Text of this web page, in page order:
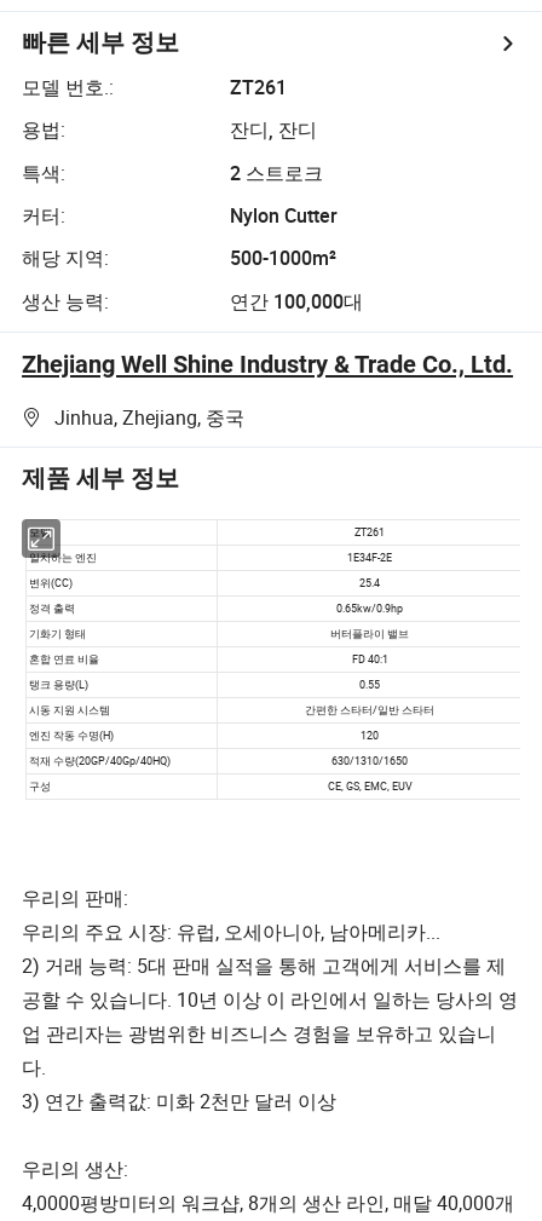
빠른 세부 정보
모델 번호.:
ZT261
용법:
잔디, 잔디
특색:
2 스트로크
커터:
Nylon Cutter
해당 지역:
500-1000m²
생산 능력:
연간 100,000대
Zhejiang Well Shine Industry & Trade Co., Ltd.
Jinhua, Zhejiang, 중국
제품 세부 정보
우리의 판매:
우리의 주요 시장: 유럽, 오세아니아, 남아메리카...
2) 거래 능력: 5대 판매 실적을 통해 고객에게 서비스를 제
공할 수 있습니다. 10년 이상 이 라인에서 일하는 당사의 영
업 관리자는 광범위한 비즈니스 경험을 보유하고 있습니
다.
3) 연간 출력값: 미화 2천만 달러 이상
우리의 생산:
4,0000평방미터의 워크샵, 8개의 생산 라인, 매달 40,000개